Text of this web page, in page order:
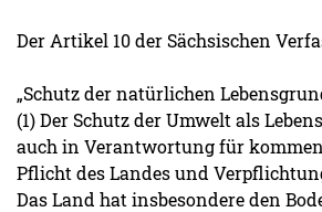
Der Artikel 10 der Sächsischen
„Schutz der natürlichen
(1) Der Schutz der Umwelt als
auch in Verantwortung für
Pflicht des Landes und
Das Land hat insbesondere den